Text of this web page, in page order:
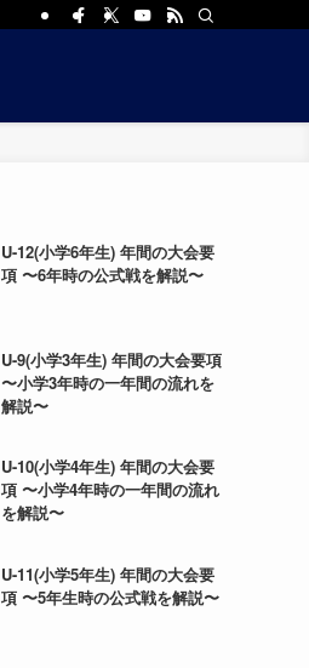
U-12(小学6年生) 年間の大会要
項 〜6年時の公式戦を解説〜
U-9(小学3年生) 年間の大会要項
〜小学3年時の一年間の流れを
解説〜
U-10(小学4年生) 年間の大会要
項 〜小学4年時の一年間の流れ
を解説〜
U-11(小学5年生) 年間の大会要
項 〜5年生時の公式戦を解説〜